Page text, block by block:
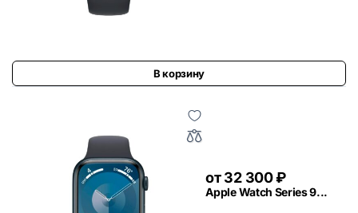
В корзину
от32 300₽
Apple Watch Series 9...